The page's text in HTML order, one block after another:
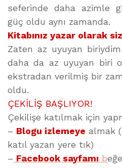
seferinde daha azimle
güç oldu aynı zamanda.
Kitabınız yazar olarak
Zaten az uyuyan
daha da az uyuyan biri
ekstradan verilmiş bir
oldu.
ÇEKİLİŞ BAŞLIYOR!
Çekilişe katılmak için
– Blogu izlemeye almak
katıl yazan yere tık)
– Facebook sayfamı b